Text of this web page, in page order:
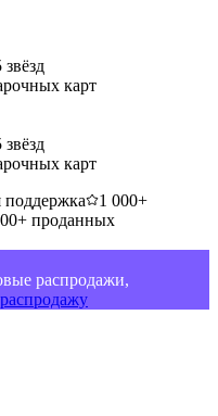
карт
карт
1 000+
проданных
распродажи,